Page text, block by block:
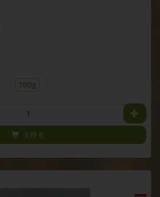
300g
3,19 €